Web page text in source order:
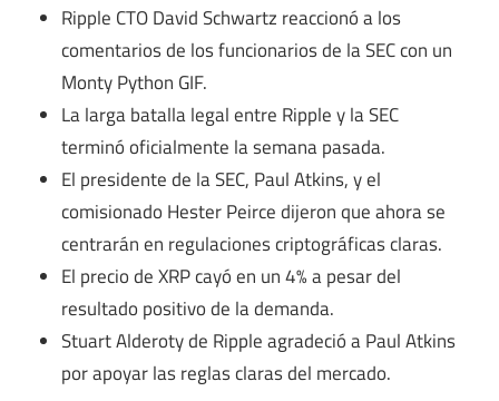
Ripple CTO David Schwartz reaccionó a los
comentarios de los funcionarios de la SEC con un
Monty Python GIF.
La larga batalla legal entre Ripple y la SEC
terminó oficialmente la semana pasada.
El presidente de la SEC, Paul Atkins, y el
comisionado Hester Peirce dijeron que ahora se
centrarán en regulaciones criptográficas claras.
El precio de XRP cayó en un 4% a pesar del
resultado positivo de la demanda.
Stuart Alderoty de Ripple agradeció a Paul Atkins
por apoyar las reglas claras del mercado.